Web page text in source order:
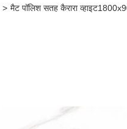
> मैट पॉलिश सतह कैरारा